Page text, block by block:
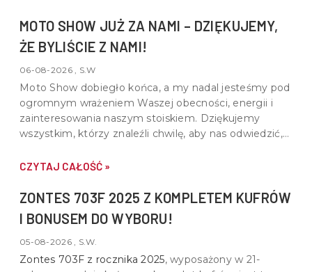
MOTO SHOW JUŻ ZA NAMI – DZIĘKUJEMY,
ŻE BYLIŚCIE Z NAMI!
06-08-2026 , S.W
Moto Show dobiegło końca, a my nadal jesteśmy pod
ogromnym wrażeniem Waszej obecności, energii i
zainteresowania naszym stoiskiem. Dziękujemy
wszystkim, którzy znaleźli chwilę, aby nas odwiedzić,
do motoryzacji.
CZYTAJ CAŁOŚĆ »
ZONTES 703F 2025 Z KOMPLETEM KUFRÓW
I BONUSEM DO WYBORU!
05-08-2026 , S.W.
Zontes 703F z rocznika 2025, wyposażony w 21-